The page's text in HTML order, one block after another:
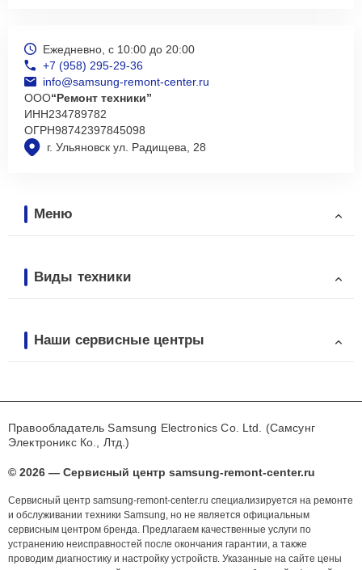
г. Ульяновск ул. Радищева, 28
Ежедневно, с 10:00 до 20:00
+7 (958) 295-29-36
info@samsung-remont-center.ru
ООО“Ремонт техники”
ИНН234789782
ОГРН98742397845098
Меню
Виды техники
Наши сервисные центры
Правообладатель Samsung Electronics Co. Ltd. (Самсунг
Электроникс Ко., Лтд.)
© 2026 — Сервисный центр samsung-remont-center.ru
Сервисный центр samsung-remont-center.ru специализируется на ремонте
и обслуживании техники Samsung, но не является официальным
сервисным центром бренда. Предлагаем качественные услуги по
устранению неисправностей после окончания гарантии, а также
проводим диагностику и настройку устройств. Указанные на сайте цены